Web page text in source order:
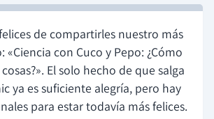
de compartirles nuestro más
con Cuco y Pepo: ¿Cómo
El solo hecho de que salga
ya es suficiente alegría, pero hay
para estar todavía más felices.